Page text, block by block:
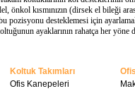
önkol kısmınızın (dirsek el bileği
pozisyonu desteklemesi için
ayaklarının rahatça her
Koltuk Takımları
Ofis Kanepeleri